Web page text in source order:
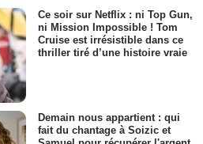
Ce soir sur Netflix : ni Top Gun,
ni Mission Impossible ! Tom
Cruise est irrésistible dans ce
thriller tiré d’une histoire vraie
Demain nous appartient : qui
fait du chantage à Soizic et